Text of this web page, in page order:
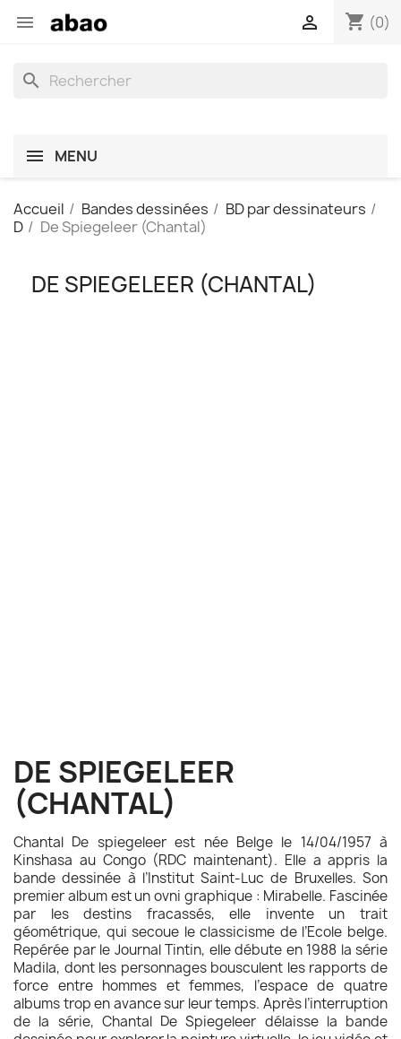
 shopping_cart (0)

search
MENU
Accueil Bandes dessinées
BD par dessinateurs
D
De Spiegeleer (Chantal)
DE SPIEGELEER (CHANTAL)
DE SPIEGELEER
(CHANTAL)
Chantal De spiegeleer est née Belge le 14/04/1957 à
Kinshasa au Congo (RDC maintenant). Elle a appris la
bande dessinée à l’Institut Saint-Luc de Bruxelles. Son
premier album est un ovni graphique : Mirabelle. Fascinée
par les destins fracassés, elle invente un trait
géométrique, qui secoue le classicisme de l’Ecole belge.
Repérée par le Journal Tintin, elle débute en 1988 la série
Madila, dont les personnages bousculent les rapports de
force entre hommes et femmes, l’espace de quatre
albums trop en avance sur leur temps. Après l’interruption
de la série, Chantal De Spiegeleer délaisse la bande